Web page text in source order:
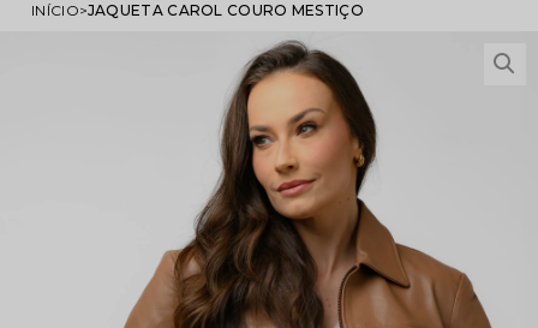
INÍCIO JAQUETA CAROL COURO MESTIÇO